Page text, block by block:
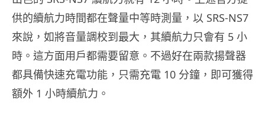
供的續航力時間都在聲量中等時測量，以 SRS-NS7
來說，如將音量調校到最大，其續航力只會有 5 小
時。這方面用戶都需要留意。不過好在兩款揚聲器
都具備快速充電功能，只需充電 10 分鐘，即可獲得
額外 1 小時續航力。